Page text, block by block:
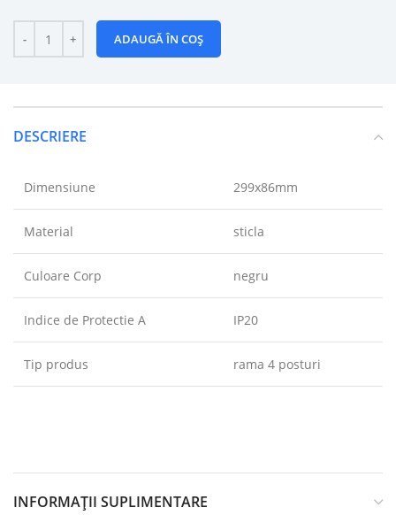
ADAUGĂ ÎN COȘ
DESCRIERE
Dimensiune 299x86mm
Material sticla
Culoare Corp negru
Indice de Protectie A IP20
Tip produs rama 4 posturi
INFORMAȚII SUPLIMENTARE